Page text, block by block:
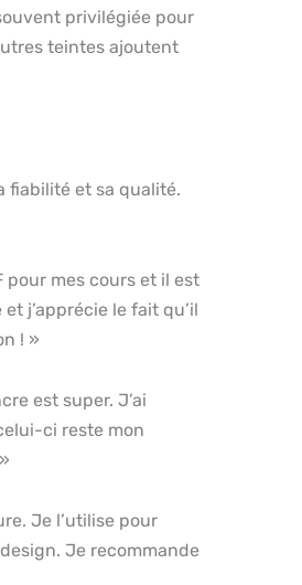
privilégiée pour
teintes ajoutent
fiabilité et sa qualité.
pour mes cours et il est
j’apprécie le fait qu’il
! »
est super. J’ai
ci reste mon
Je l’utilise pour
Je recommande